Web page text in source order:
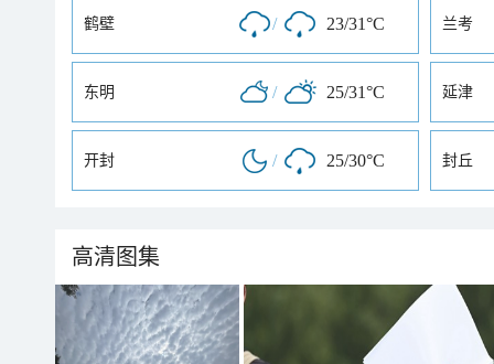
鹤壁 / 23/31°C 兰考
东明 / 25/31°C 延津
开封 / 25/30°C 封丘
高清图集